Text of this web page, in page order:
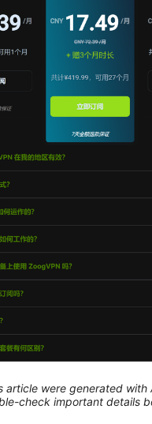
article were generated with
check important details